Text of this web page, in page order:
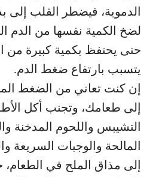
الدموية، فيضطر القلب إلى
لضخ الكمية نفسها من الدم
حتى يحتفظ بكمية كبيرة من
يتسبب بارتفاع ضغط الدم.
إن كنت تعاني من الضغط
إلى طعامك، وتجنب أكل
التشيبس واللحوم المدخنة
المالحة والوجبات السريعة
إلى مذاق الملح في